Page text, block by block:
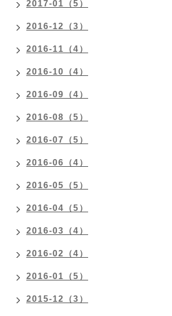
2017-01（5）
2016-12（3）
2016-11（4）
2016-10（4）
2016-09（4）
2016-08（5）
2016-07（5）
2016-06（4）
2016-05（5）
2016-04（5）
2016-03（4）
2016-02（4）
2016-01（5）
2015-12（3）